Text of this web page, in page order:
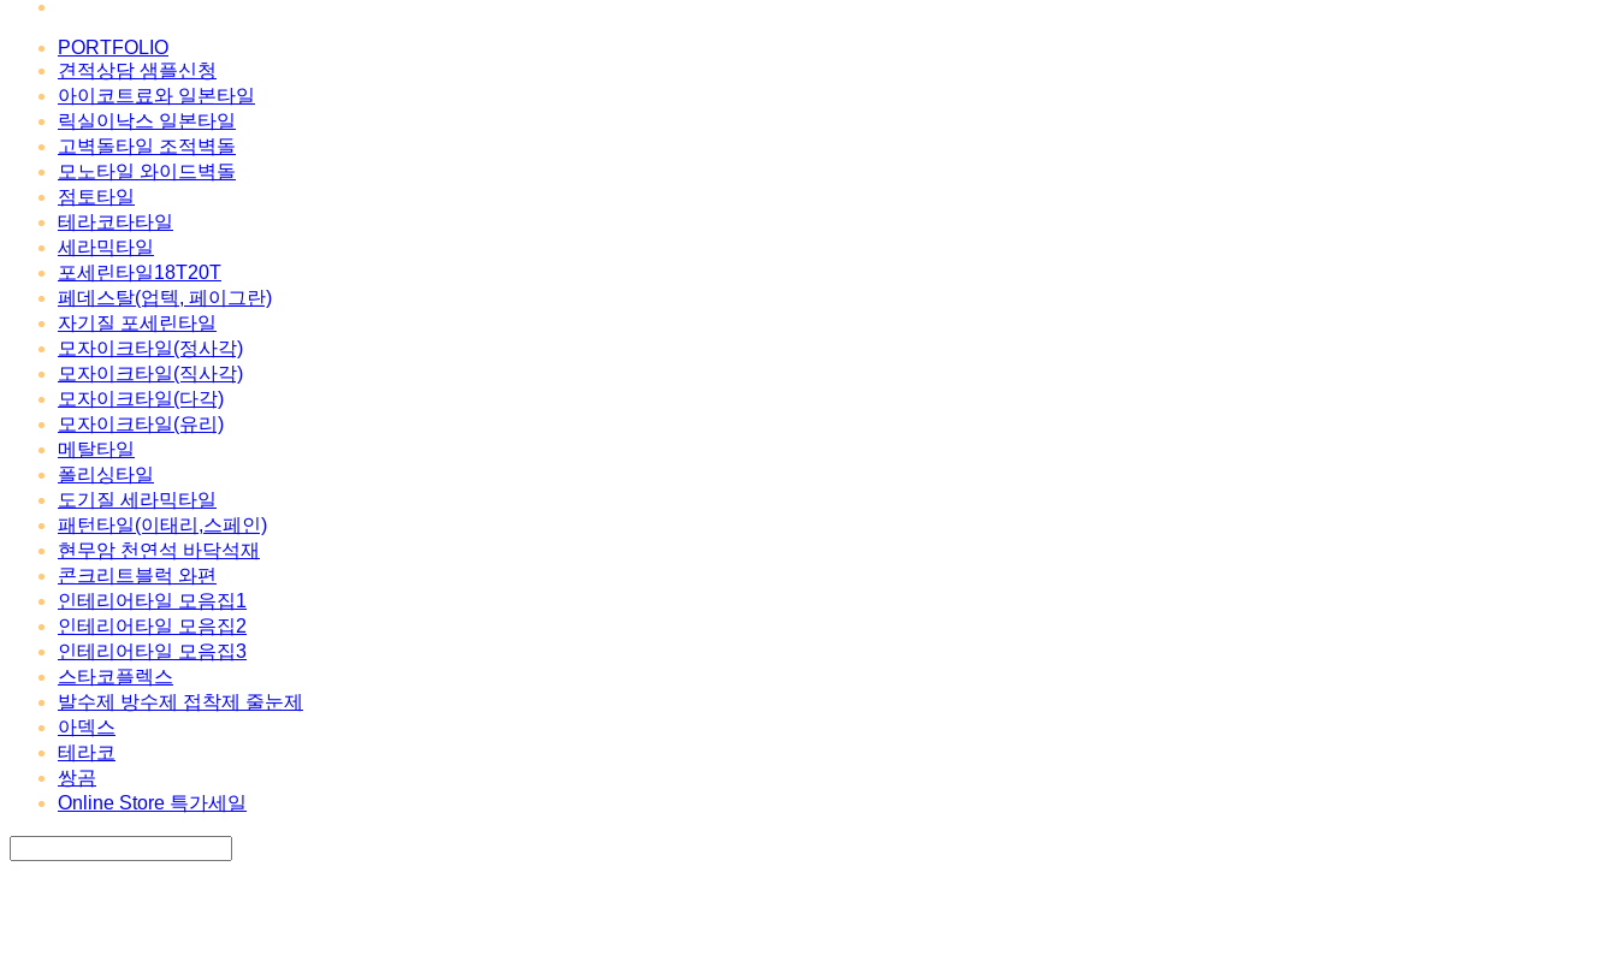
PORTFOLIO
견적상담 샘플신청
아이코트료와 일본타일
릭실이낙스 일본타일
고벽돌타일 조적벽돌
모노타일 와이드벽돌
점토타일
테라코타타일
세라믹타일
포세린타일18T20T
페데스탈(업텍, 페이그란)
자기질 포세린타일
모자이크타일(정사각)
모자이크타일(직사각)
모자이크타일(다각)
모자이크타일(유리)
메탈타일
폴리싱타일
도기질 세라믹타일
패턴타일(이태리,스페인)
현무암 천연석 바닥석재
콘크리트블럭 와편
인테리어타일 모음집1
인테리어타일 모음집2
인테리어타일 모음집3
스타코플렉스
발수제 방수제 접착제 줄눈제
아덱스
테라코
쌍곰
Online Store 특가세일